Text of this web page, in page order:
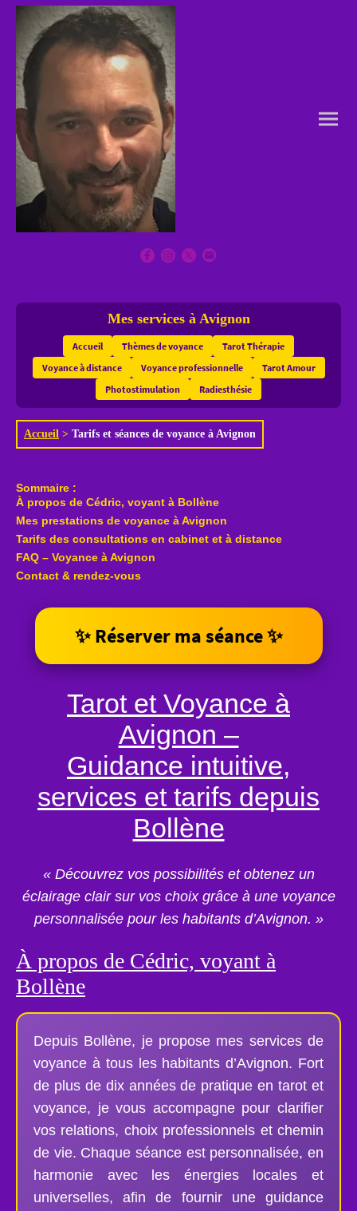
Mes services à Avignon
Accueil Thèmes de voyance
Tarot Thérapie
Voyance à distance
Voyance professionnelle
Tarot Amour
Photostimulation
Radiesthésie
Accueil > Tarifs et séances de voyance à Avignon
Sommaire :
À propos de Cédric, voyant à Bollène
Mes prestations de voyance à Avignon
Tarifs des consultations en cabinet et à distance
FAQ – Voyance à Avignon
Contact & rendez-vous
✨ Réserver ma séance ✨
Tarot et Voyance à
Avignon –
Guidance intuitive,
services et tarifs depuis
Bollène
« Découvrez vos possibilités et obtenez un
éclairage clair sur vos choix grâce à une voyance
personnalisée pour les habitants d’Avignon. »
À propos de Cédric, voyant à
Bollène
Depuis Bollène, je propose mes services de
voyance à tous les habitants d’Avignon. Fort
de plus de dix années de pratique en tarot et
voyance, je vous accompagne pour clarifier
vos relations, choix professionnels et chemin
de vie. Chaque séance est personnalisée, en
harmonie avec les énergies locales et
universelles, afin de fournir une guidance